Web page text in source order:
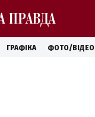
ГРАФІКА ФОТО/ВІДЕО